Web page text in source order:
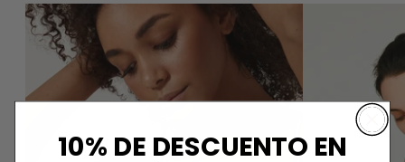
ABISOYE ROSA TOP
10% DE DESCUENTO EN